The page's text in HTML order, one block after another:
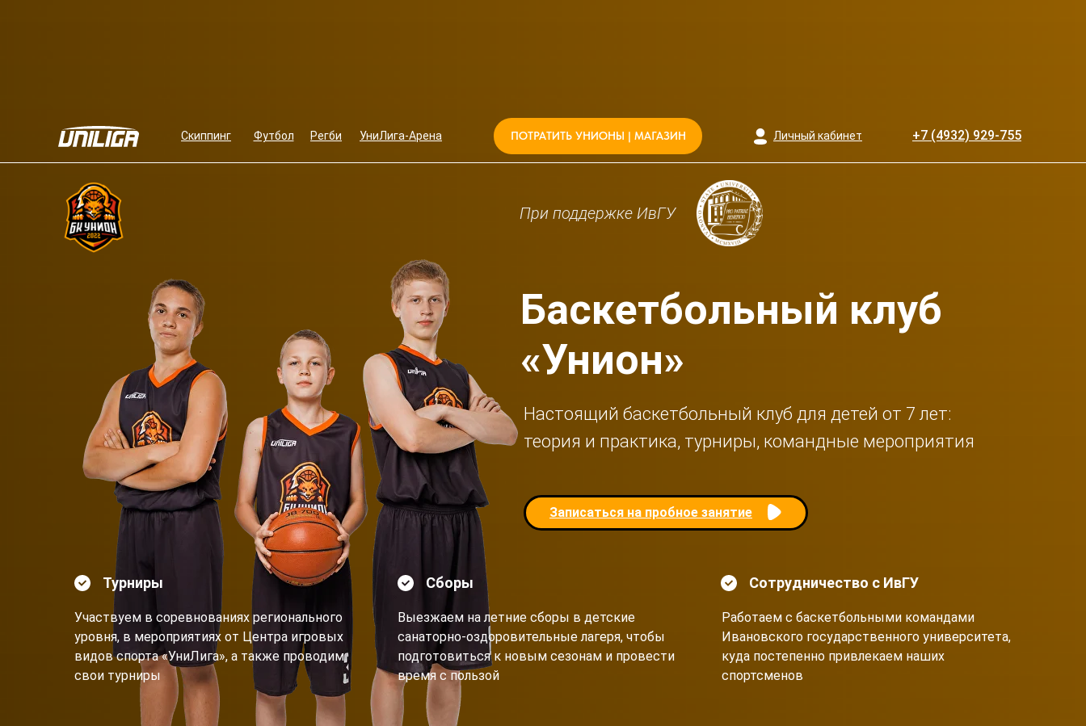
Баскетбольный клуб
«Унион»
Настоящий баскетбольный клуб для детей от 7 лет:
теория и практика, турниры, командные мероприятия
Участвуем в соревнованиях регионального
уровня, в мероприятиях от Центра игровых
видов спорта «УниЛига», а также проводим
свои турниры
Выезжаем на летние сборы в детские
санаторно-оздоровительные лагеря, чтобы
подготовиться к новым сезонам и провести
время с пользой
Работаем с баскетбольными командами
Ивановского государственного университета,
куда постепенно привлекаем наших
спортсменов
Турниры Сборы Сотрудничество с ИвГУ
Личный кабинет +7 (4932) 929-755
Скиппинг Футбол Регби УниЛига-Арена
Записаться на пробное занятие
При поддержке ИвГУ
ПОТРАТИТЬ УНИОНЫ | МАГАЗИН